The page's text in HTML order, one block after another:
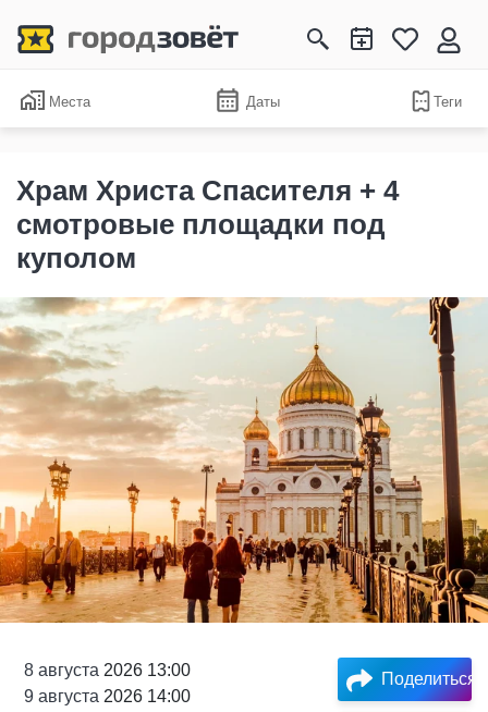
Места Даты Теги
Храм Христа Спасителя + 4
смотровые площадки под
куполом
8 августа 2026 13:00
9 августа 2026 14:00
Поделиться